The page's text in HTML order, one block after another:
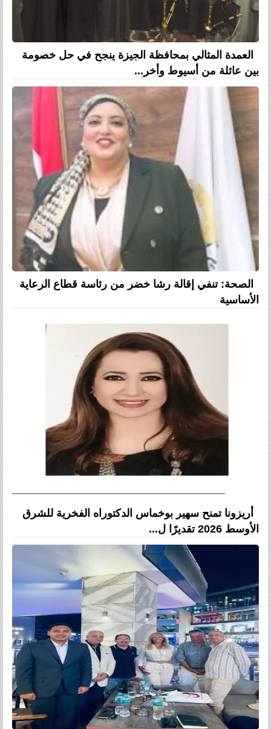
العمدة المثالي بمحافظة الجيزة ينجح في حل خصومة
بين عائلة من أسيوط وأخر...
الصحة: تنفي إقالة رشا خضر من رئاسة قطاع الرعاية
الأساسية
أريزونا تمنح سهير بوخماس الدكتوراه الفخرية للشرق
الأوسط 2026 تقديرًا ل...